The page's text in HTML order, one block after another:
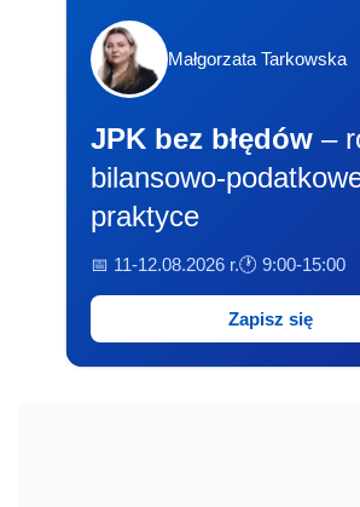
Małgorzata Tarkowska
JPK bez błędów –
bilansowo-
praktyce
📅 11-12.08.2026 r.🕐 9:00-15:00
Zapisz się